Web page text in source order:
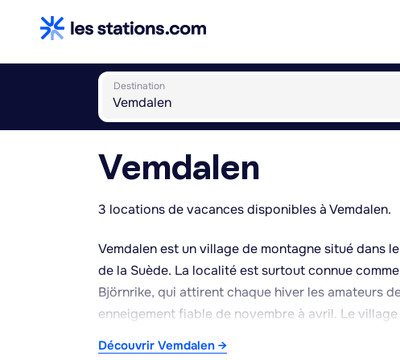
Destination
Vemdalen
3 locations de vacances disponibles à Vemdalen.
Vemdalen est un village de montagne situé dans
de la Suède. La localité est surtout connue
Björnrike, qui attirent chaque hiver les amateurs
enneigement fiable de novembre à avril. Le
Découvrir Vemdalen →